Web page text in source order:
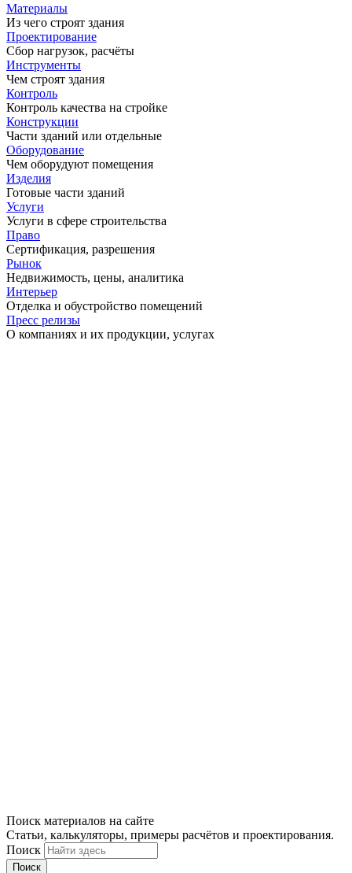
Материалы
Из чего строят здания
Проектирование
Сбор нагрузок, расчёты
Инструменты
Чем строят здания
Контроль
Контроль качества на стройке
Конструкции
Части зданий или отдельные
Оборудование
Чем оборудуют помещения
Изделия
Готовые части зданий
Услуги
Услуги в сфере строительства
Право
Сертификация, разрешения
Рынок
Недвижимость, цены, аналитика
Интерьер
Отделка и обустройство помещений
Пресс релизы
О компаниях и их продукции, услугах
Поиск материалов на сайте
Статьи, калькуляторы, примеры расчётов и проектирования.
Поиск
Поиск